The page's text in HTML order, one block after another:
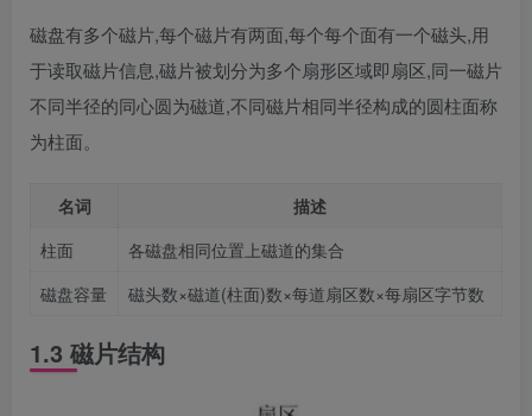
磁盘有多个磁片,每个磁片有两面,每个每个面有一个磁头,用
于读取磁片信息,磁片被划分为多个扇形区域即扇区,同一磁片
不同半径的同心圆为磁道,不同磁片相同半径构成的圆柱面称
为柱面。
名词
描述
柱面
各磁盘相同位置上磁道的集合
磁盘容量
磁头数×磁道(柱面)数×每道扇区数×每扇区字节数
1.3 磁片结构